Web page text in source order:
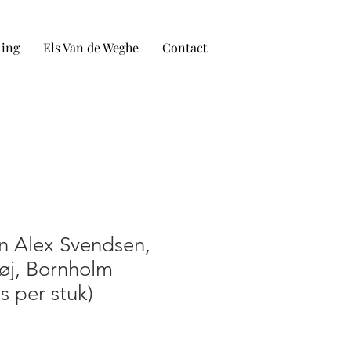
Els Van de Weghe Contact
Alex Svendsen,
Bornholm
per stuk)